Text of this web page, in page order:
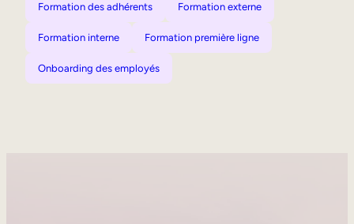
Formation des adhérents Formation externe
Formation interne Formation première ligne
Onboarding des employés